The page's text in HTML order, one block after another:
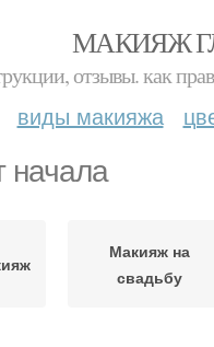
МАКИЯЖ
отзывы. как
виды макияжа
начала
Макияж на
свадьбу